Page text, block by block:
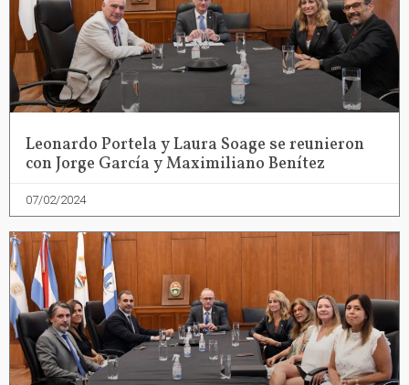
Leonardo Portela y Laura Soage se reunieron
con Jorge García y Maximiliano Benítez
07/02/2024